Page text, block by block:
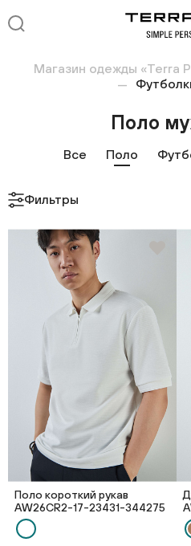
Магазин одежды «Terra
Поло
Все Поло
Фильтры
Поло короткий рукав
AW26CR2-17-23431-344275